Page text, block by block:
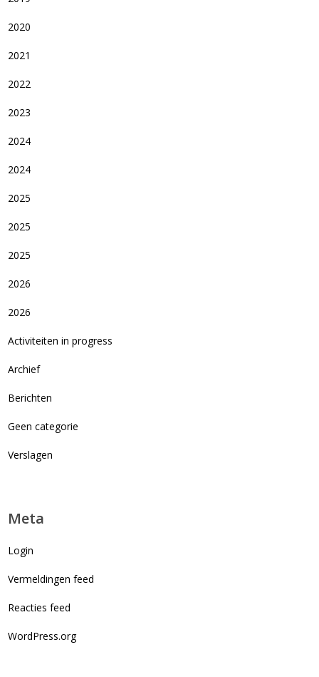
2020
2021
2022
2023
2024
2024
2025
2025
2025
2026
2026
Activiteiten in progress
Archief
Berichten
Geen categorie
Verslagen
Meta
Login
Vermeldingen feed
Reacties feed
WordPress.org